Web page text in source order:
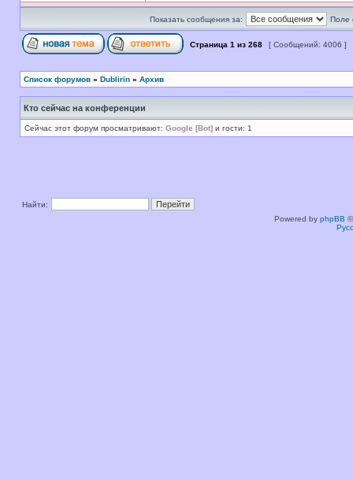
Показать сообщения за: Поле
Страница 1 из 268 [ Сообщений: 4006 ]
Список форумов » Dublirin » Архив
Кто сейчас на конференции
Сейчас этот форум просматривают: Google [Bot] и гости: 1
Найти:
Powered by phpBB